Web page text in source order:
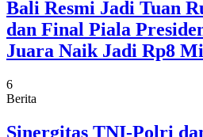
Bali Resmi Jadi Tuan
dan Final Piala
Juara Naik Jadi Rp8
6
Berita
Sinergitas TNI-Polri